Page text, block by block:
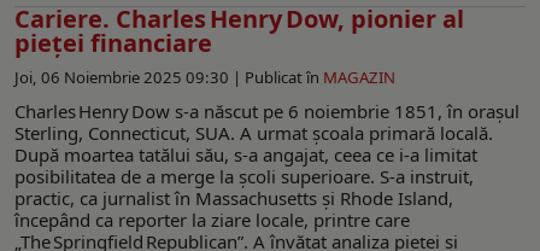
Cariere. Charles Henry Dow, pionier al
pieței financiare
Joi, 06 Noiembrie 2025 09:30 | Publicat în MAGAZIN
Charles Henry Dow s‑a născut pe 6 noiembrie 1851, în orașul
Sterling, Connecticut, SUA. A urmat școala primară locală.
După moartea tatălui său, s-a angajat, ceea ce i-a limitat
posibilitatea de a merge la școli superioare. S-a instruit,
practic, ca jurnalist în Massachusetts și Rhode Island,
începând ca reporter la ziare locale, printre care
„The Springfield Republican”. A învățat analiza pieței și